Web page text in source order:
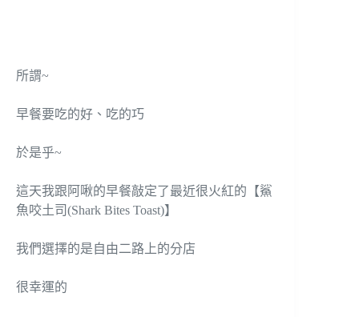
所謂~
早餐要吃的好、吃的巧
於是乎~
這天我跟阿啾的早餐敲定了最近很火紅的【鯊
魚咬土司(Shark Bites Toast)】
我們選擇的是自由二路上的分店
很幸運的